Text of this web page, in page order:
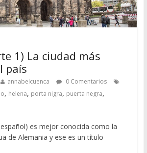
1) La ciudad más
país
annabelcuenca
0 Comentarios
, helena, porta nigra, puerta negra,
es mejor conocida como la
de Alemania y ese es un título